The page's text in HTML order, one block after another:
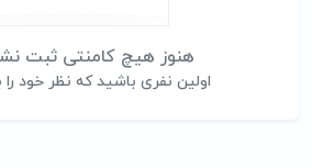
هنوز هیچ کامنتی ثبت
اولین نفری باشید که نظر خود